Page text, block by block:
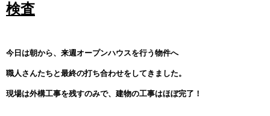
検査
今日は朝から、来週オープンハウスを行う物件へ
職人さんたちと最終の打ち合わせをしてきました。
現場は外構工事を残すのみで、建物の工事はほぼ完了！